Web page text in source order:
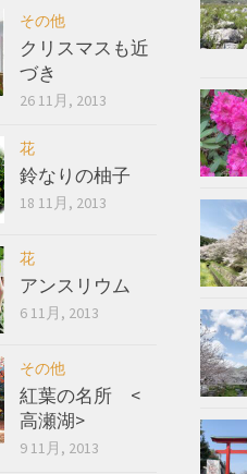
その他
クリスマスも近
づき
26 11月, 2013
花
鈴なりの柚子
18 11月, 2013
花
アンスリウム
6 11月, 2013
その他
紅葉の名所 <
高瀬湖>
9 11月, 2013